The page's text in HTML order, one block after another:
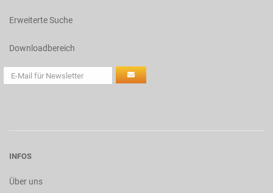
Erweiterte Suche
Downloadbereich
INFOS
Über uns